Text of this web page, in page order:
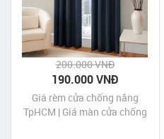
200.000 VNĐ
190.000 VNĐ
Giá rèm cửa chống nắng
TpHCM | Giá màn cửa chống